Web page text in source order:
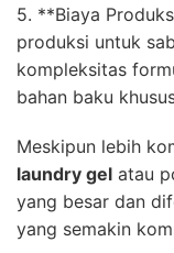
5. **Biaya
produksi untuk
kompleksitas
bahan baku
Meskipun lebih
laundry gel atau
yang besar dan
yang semakin